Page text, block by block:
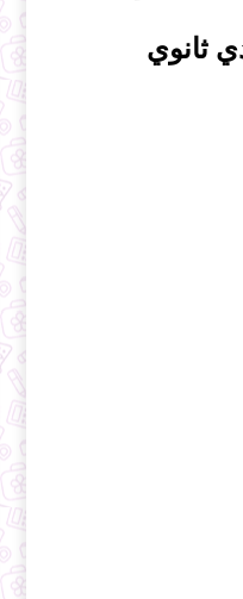
ثانوي